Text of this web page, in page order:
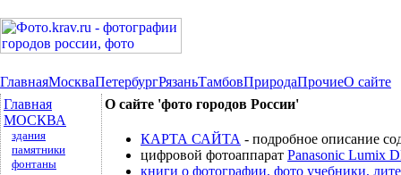
ГлавнаяМоскваПетербургРязаньТамбовПриродаПрочиеО сайте
Главная
МОСКВА
здания
памятники
фонтаны
О сайте 'фото городов России'
КАРТА САЙТА - подробное описание
цифровой фотоаппарат Panasonic Lumix
книги о фотографии, фото учебники,